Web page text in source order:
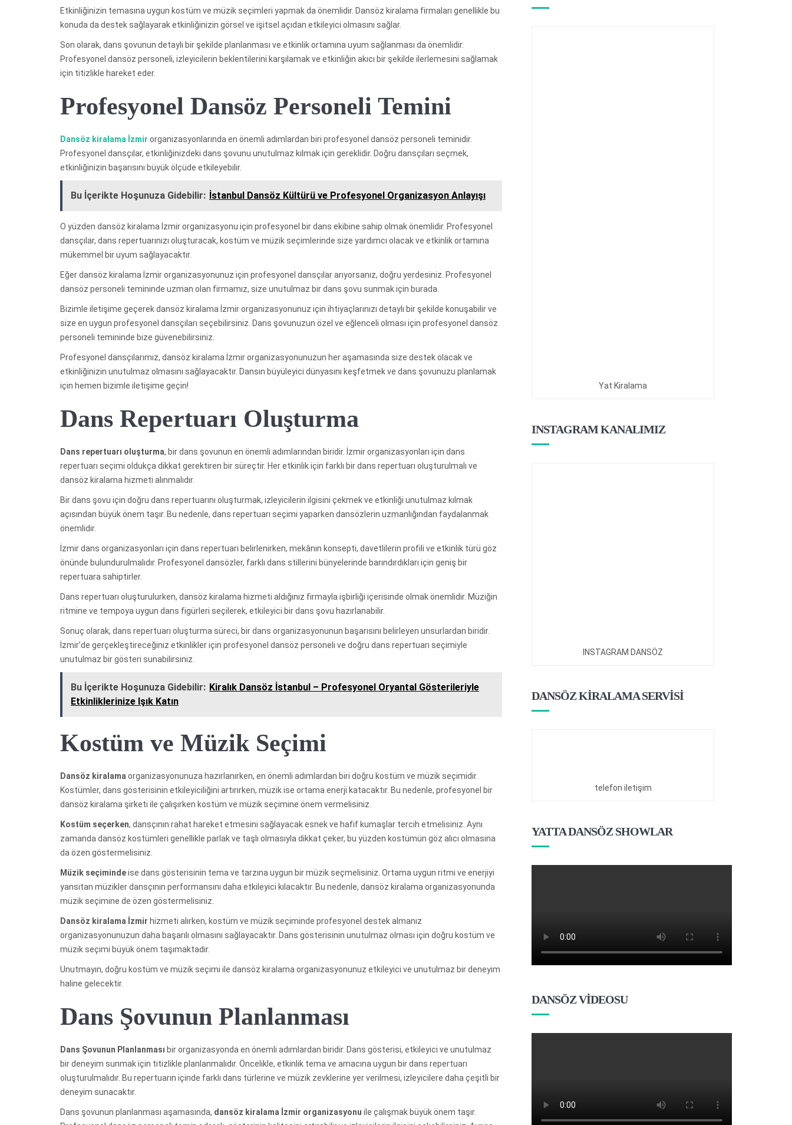
Etkinliğinizin temasına uygun kostüm ve müzik seçimleri yapmak da önemlidir. Dansöz kiralama firmaları genellikle bu
konuda da destek sağlayarak etkinliğinizin görsel ve işitsel açıdan etkileyici olmasını sağlar.
Son olarak, dans şovunun detaylı bir şekilde planlanması ve etkinlik ortamına uyum sağlanması da önemlidir.
Profesyonel dansöz personeli, izleyicilerin beklentilerini karşılamak ve etkinliğin akıcı bir şekilde ilerlemesini sağlamak
için titizlikle hareket eder.
Profesyonel Dansöz Personeli Temini
Dansöz kiralama İzmir organizasyonlarında en önemli adımlardan biri profesyonel dansöz personeli teminidir.
Profesyonel dansçılar, etkinliğinizdeki dans şovunu unutulmaz kılmak için gereklidir. Doğru dansçıları seçmek,
etkinliğinizin başarısını büyük ölçüde etkileyebilir.
Bu İçerikte Hoşunuza Gidebilir: İstanbul Dansöz Kültürü ve Profesyonel Organizasyon Anlayışı
O yüzden dansöz kiralama İzmir organizasyonu için profesyonel bir dans ekibine sahip olmak önemlidir. Profesyonel
dansçılar, dans repertuarınızı oluşturacak, kostüm ve müzik seçimlerinde size yardımcı olacak ve etkinlik ortamına
mükemmel bir uyum sağlayacaktır.
Eğer dansöz kiralama İzmir organizasyonunuz için profesyonel dansçılar arıyorsanız, doğru yerdesiniz. Profesyonel
dansöz personeli temininde uzman olan firmamız, size unutulmaz bir dans şovu sunmak için burada.
Bizimle iletişime geçerek dansöz kiralama İzmir organizasyonunuz için ihtiyaçlarınızı detaylı bir şekilde konuşabilir ve
size en uygun profesyonel dansçıları seçebilirsiniz. Dans şovunuzun özel ve eğlenceli olması için profesyonel dansöz
personeli temininde bize güvenebilirsiniz.
Profesyonel dansçılarımız, dansöz kiralama İzmir organizasyonunuzun her aşamasında size destek olacak ve
etkinliğinizin unutulmaz olmasını sağlayacaktır. Dansın büyüleyici dünyasını keşfetmek ve dans şovunuzu planlamak
için hemen bizimle iletişime geçin!
Dans Repertuarı Oluşturma
Dans repertuarı oluşturma, bir dans şovunun en önemli adımlarından biridir. İzmir organizasyonları için dans
repertuarı seçimi oldukça dikkat gerektiren bir süreçtir. Her etkinlik için farklı bir dans repertuarı oluşturulmalı ve
dansöz kiralama hizmeti alınmalıdır.
Bir dans şovu için doğru dans repertuarını oluşturmak, izleyicilerin ilgisini çekmek ve etkinliği unutulmaz kılmak
açısından büyük önem taşır. Bu nedenle, dans repertuarı seçimi yaparken dansözlerin uzmanlığından faydalanmak
önemlidir.
İzmir dans organizasyonları için dans repertuarı belirlenirken, mekânın konsepti, davetlilerin profili ve etkinlik türü göz
önünde bulundurulmalıdır. Profesyonel dansözler, farklı dans stillerini bünyelerinde barındırdıkları için geniş bir
repertuara sahiptirler.
Dans repertuarı oluşturulurken, dansöz kiralama hizmeti aldığınız firmayla işbirliği içerisinde olmak önemlidir. Müziğin
ritmine ve tempoya uygun dans figürleri seçilerek, etkileyici bir dans şovu hazırlanabilir.
Sonuç olarak, dans repertuarı oluşturma süreci, bir dans organizasyonunun başarısını belirleyen unsurlardan biridir.
İzmir’de gerçekleştireceğiniz etkinlikler için profesyonel dansöz personeli ve doğru dans repertuarı seçimiyle
unutulmaz bir gösteri sunabilirsiniz.
Bu İçerikte Hoşunuza Gidebilir: Kiralık Dansöz İstanbul – Profesyonel Oryantal Gösterileriyle
Etkinliklerinize Işık Katın
Kostüm ve Müzik Seçimi
Dansöz kiralamaorganizasyonunuza hazırlanırken, en önemli adımlardan biri doğru kostüm ve müzik seçimidir.
Kostümler, dans gösterisinin etkileyiciliğini artırırken, müzik ise ortama enerji katacaktır. Bu nedenle, profesyonel bir
dansöz kiralama şirketi ile çalışırken kostüm ve müzik seçimine önem vermelisiniz.
Kostüm seçerken, dansçının rahat hareket etmesini sağlayacak esnek ve hafif kumaşlar tercih etmelisiniz. Aynı
zamanda dansöz kostümleri genellikle parlak ve taşlı olmasıyla dikkat çeker, bu yüzden kostümün göz alıcı olmasına
da özen göstermelisiniz.
Müzik seçimindeise dans gösterisinin tema ve tarzına uygun bir müzik seçmelisiniz. Ortama uygun ritmi ve enerjiyi
yansıtan müzikler dansçının performansını daha etkileyici kılacaktır. Bu nedenle, dansöz kiralama organizasyonunda
müzik seçimine de özen göstermelisiniz.
Dansöz kiralama İzmir hizmeti alırken, kostüm ve müzik seçiminde profesyonel destek almanız
organizasyonunuzun daha başarılı olmasını sağlayacaktır. Dans gösterisinin unutulmaz olması için doğru kostüm ve
müzik seçimi büyük önem taşımaktadır.
Unutmayın, doğru kostüm ve müzik seçimi ile dansöz kiralama organizasyonunuz etkileyici ve unutulmaz bir deneyim
haline gelecektir.
Dans Şovunun Planlanması
Dans Şovunun Planlanması bir organizasyonda en önemli adımlardan biridir. Dans gösterisi, etkileyici ve unutulmaz
bir deneyim sunmak için titizlikle planlanmalıdır. Öncelikle, etkinlik tema ve amacına uygun bir dans repertuarı
oluşturulmalıdır. Bu repertuarın içinde farklı dans türlerine ve müzik zevklerine yer verilmesi, izleyicilere daha çeşitli bir
deneyim sunacaktır.
Dans şovunun planlanması aşamasında, dansöz kiralama İzmir organizasyonu ile çalışmak büyük önem taşır.
Yat Kiralama
INSTAGRAM KANALIMIZ
INSTAGRAM DANSÖZ
DANSÖZ KİRALAMA SERVİSİ
telefon iletişim
YATTA DANSÖZ SHOWLAR
DANSÖZ VİDEOSU